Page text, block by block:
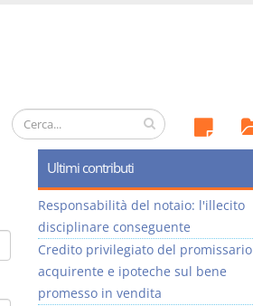
Ultimi contributi
Responsabilità del notaio: l'illecito
disciplinare conseguente
Credito privilegiato del promissario
acquirente e ipoteche sul bene
promesso in vendita